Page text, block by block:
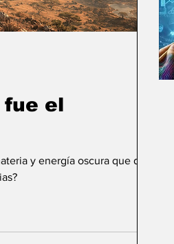
fue el
y energía oscura que de